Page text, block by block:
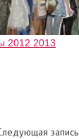
2012 2013
запись